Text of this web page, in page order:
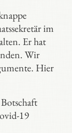
im
Er hat
Wir
Hier
19